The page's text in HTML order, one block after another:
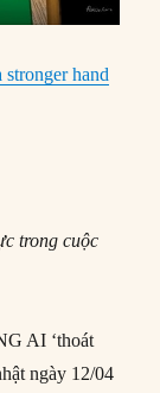
hand
trong cuộc
AI ‘thoát
ngày 12/04